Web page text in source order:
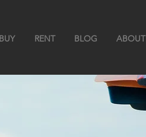
BUY RENT BLOG ABOUT